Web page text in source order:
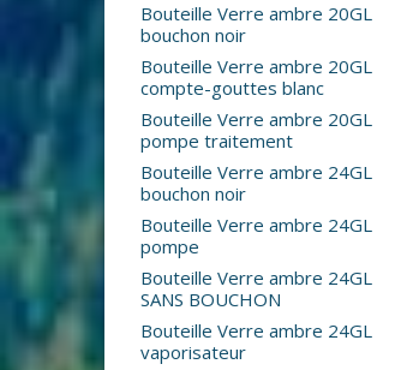
Bouteille Verre ambre 20GL
bouchon noir
Bouteille Verre ambre 20GL
compte-gouttes blanc
Bouteille Verre ambre 20GL
pompe traitement
Bouteille Verre ambre 24GL
bouchon noir
Bouteille Verre ambre 24GL
pompe
Bouteille Verre ambre 24GL
SANS BOUCHON
Bouteille Verre ambre 24GL
vaporisateur